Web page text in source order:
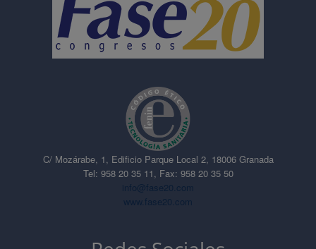
C/ Mozárabe, 1, Edificio Parque Local 2, 18006 Granada
Tel: 958 20 35 11, Fax: 958 20 35 50
info@fase20.com
www.fase20.com